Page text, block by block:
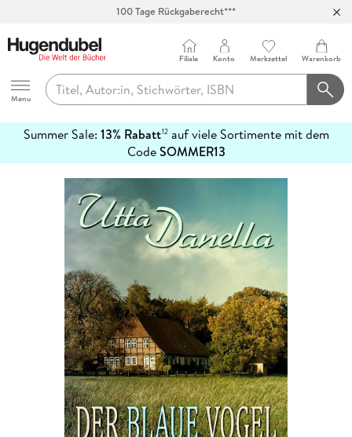
100 Tage Rückgaberecht***
Hugendubel
Menu
Filiale Konto Merkzettel Warenkorb
Summer Sale: 13% Rabatt12auf viele Sortimente mit dem
CodeSOMMER13
erfahren